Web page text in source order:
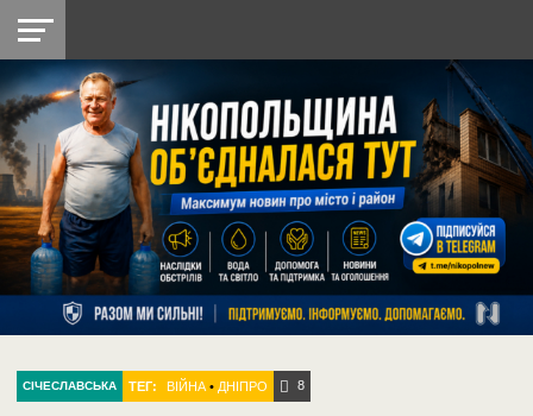
НІКОПОЛЬ
РАЙОН
СІЧЕСЛАВСЬКА
УКРАЇНА
РЕТРО
НІКОПОЛЬ
ЛАЙТ
УКРАЇНА
ДОПОМОГА
РАДІО
СІЧЕСЛАВСЬКА ТЕГ: ВІЙНА • ДНІПРО 8